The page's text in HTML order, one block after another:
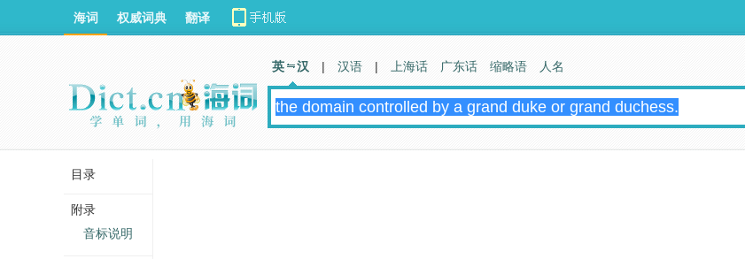
海词 权威词典 翻译
英 汉 | 汉语 | 上海话 广东话 缩略语 人名
目录
附录
音标说明